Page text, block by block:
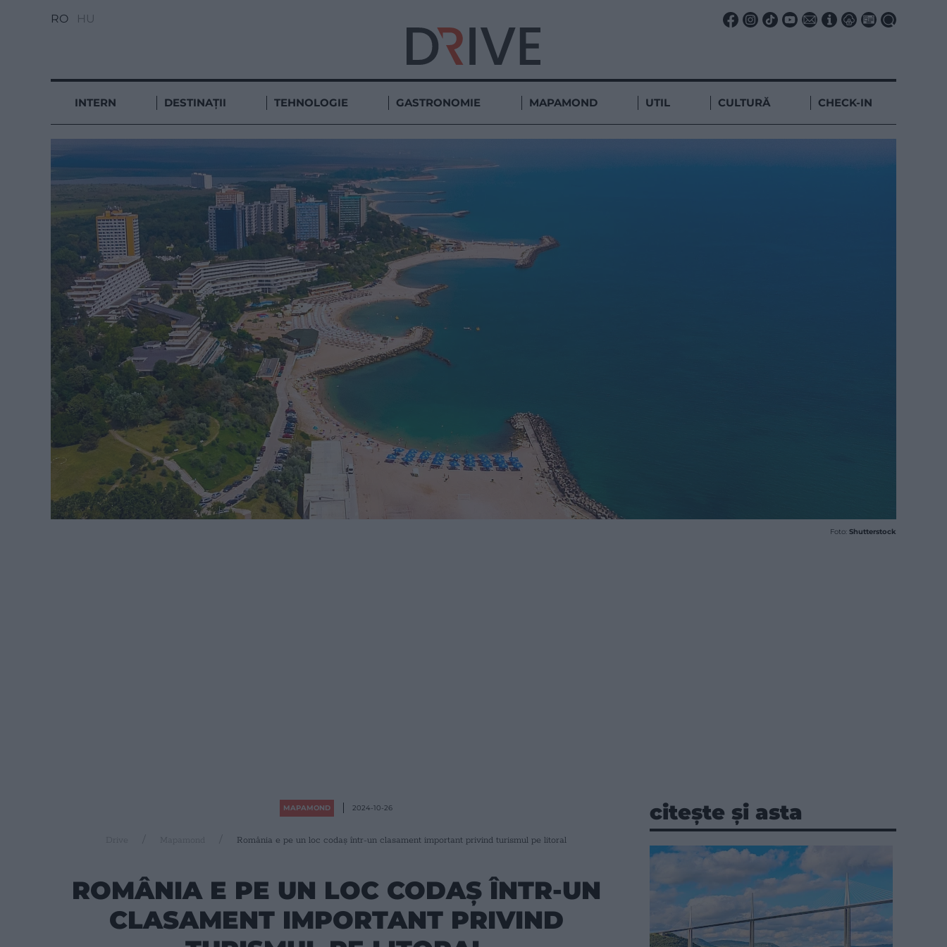
RO HU
INTERN DESTINAȚII TEHNOLOGIE GASTRONOMIE MAPAMOND UTIL CULTURĂ CHECK-IN
Foto: Shutterstock
MAPAMOND 2024-10-26
Drive România e pe un loc codaș într-un clasament important privind turismul pe litoral
ROMÂNIA E PE UN LOC CODAȘ ÎNTR-UN
CLASAMENT IMPORTANT PRIVIND
citește și asta